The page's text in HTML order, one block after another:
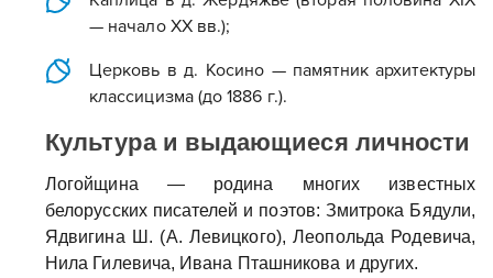
— начало XX вв.);
Церковь в д. Косино — памятник архитектуры
классицизма (до 1886 г.).
Культура и выдающиеся личности
Логойщина — родина многих известных
белорусских писателей и поэтов: Змитрока Бядули,
Ядвигина Ш. (А. Левицкого), Леопольда Родевича,
Нила Гилевича, Ивана Пташникова и других.